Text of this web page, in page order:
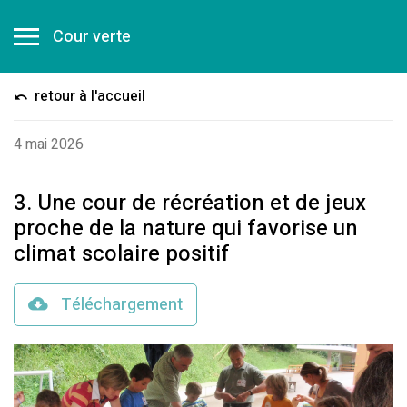
Cour verte
retour à l'accueil
4 mai 2026
3. Une cour de récréation et de jeux
proche de la nature qui favorise un
climat scolaire positif
Téléchargement